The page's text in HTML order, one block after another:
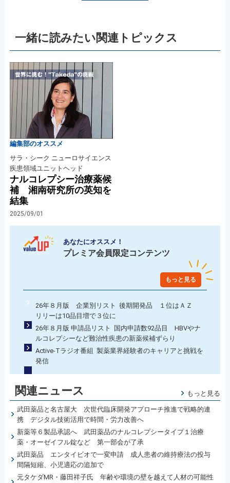
一緒に読みたい関連トピックス
編集部のオススメ
サラ・シーク ニューロサイエンス
疾患領域ユニットヘッド
ナルコレプシー治療薬候
補 湘南研究所の英知を
結集
2025/09/01
あなたにオススメ！
プレミア会員限定コンテンツ
もっと見る
26年８月版 企業別リスト 後期開発品 １位はＡＺ
リリーは10品目増で３位に
26年８月版 申請品リスト 国内申請数92品目 HBVやナ
ルコレプシーなど難治性疾患の新薬候補ずらり
Active-Tラジオ番組 製薬業界経験者のキャリアと挑戦を
発信
関連ニュース もっと見る
武田薬品と名古屋大 次世代臨床開発アプローチ推進で戦略的連
携 デジタル技術活用で時間・労力改善へ
新薬等６製品承認へ 武田薬品のナルコレプシータイプ１治療
薬・オーゼイフル錠など 第一部会が了承
武田薬品 エンタイビオで一変申請 成人患者の維持療法の投与
間隔短縮、小児適応の追加で
元タケダMR・藤田祥子氏 年齢や環境の壁を越えて人材の可能性